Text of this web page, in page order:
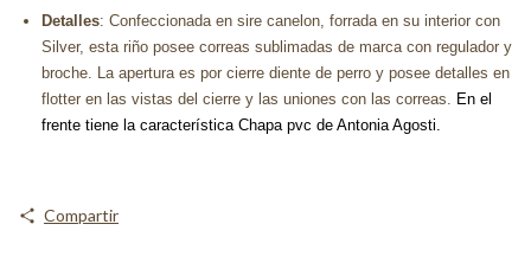
Detalles: Confeccionada en sire canelon, forrada en su interior con
Silver, esta riño posee correas sublimadas de marca con regulador y
broche. La apertura es por cierre diente de perro y posee detalles en
flotter en las vistas del cierre y las uniones con las correas.
En el
frente tiene la característica Chapa pvc de Antonia Agosti.
Compartir